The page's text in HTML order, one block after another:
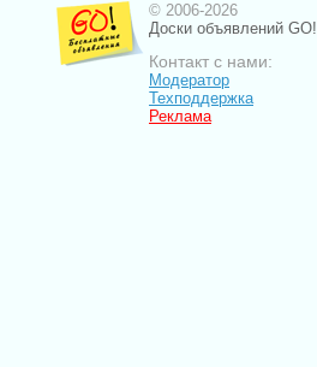
© 2006-2026
Доски объявлений GO!
Контакт с нами:
Модератор
Техподдержка
Реклама